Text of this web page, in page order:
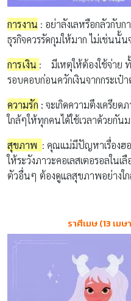
การงาน : อย่าลังเลหรือกลัวกับ
ธุรกิจควรรัดกุมให้มาก ไม่เช่นนั้น
การเงิน : มีเหตุให้ต้องใช้จ่าย
รอบคอบก่อนควักเงินจากกระเป๋
ความรัก : จะเกิดความตึงเครียด
ใกล้ๆให้ทุกคนได้ใช้เวลาด้วยกัน
สุขภาพ : คุณแม่มีปัญหาเรื่องฮ
ให้ระวังภาวะคอเลสเตอรอลในเลื
ตัวอื่นๆ ต้องดูแลสุขภาพอย่างใ
ราศีเมษ(13 เมษ